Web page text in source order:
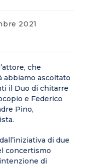
2021
che
abbiamo ascoltato
il Duo di chitarre
e Federico
Pino,
di due
concertismo
di